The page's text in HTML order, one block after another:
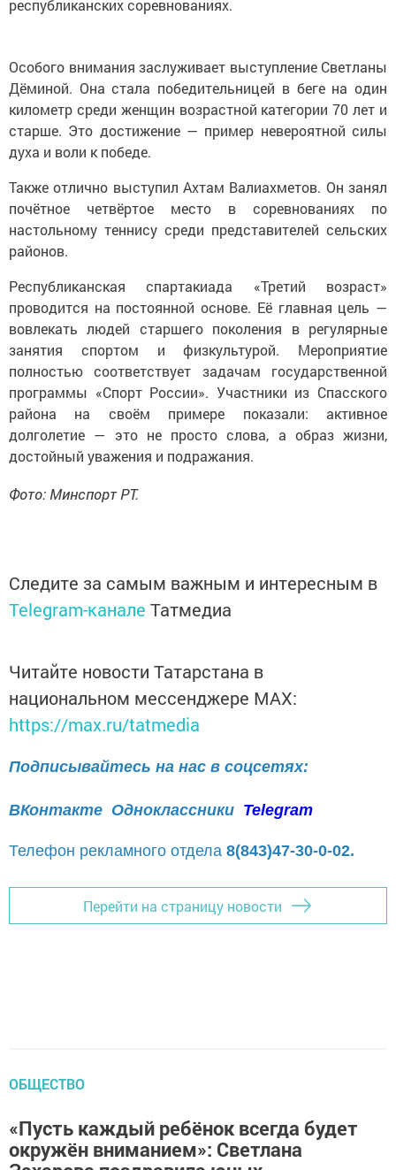
республиканских соревнованиях.
Особого внимания заслуживает выступление Светланы
Дёминой. Она стала победительницей в беге на один
километр среди женщин возрастной категории 70 лет и
старше. Это достижение — пример невероятной силы
духа и воли к победе.
Также отлично выступил Ахтам Валиахметов. Он занял
почётное четвёртое место в соревнованиях по
настольному теннису среди представителей сельских
районов.
Республиканская спартакиада «Третий возраст»
проводится на постоянной основе. Её главная цель —
вовлекать людей старшего поколения в регулярные
занятия спортом и физкультурой. Мероприятие
полностью соответствует задачам государственной
программы «Спорт России». Участники из Спасского
района на своём примере показали: активное
долголетие — это не просто слова, а образ жизни,
достойный уважения и подражания.
Фото: Минспорт РТ.
Следите за самым важным и интересным в
Telegram-канале Татмедиа
Читайте новости Татарстана в
национальном мессенджере MАХ:
https://max.ru/tatmedia
Подписывайтесь на нас в соцсетях:
ВКонтакте Одноклассники Telegram
Телефон рекламного отдела 8(843)47-30-0-02.
Перейти на страницу новости
ОБЩЕСТВО
«Пусть каждый ребёнок всегда будет
окружён вниманием»: Светлана